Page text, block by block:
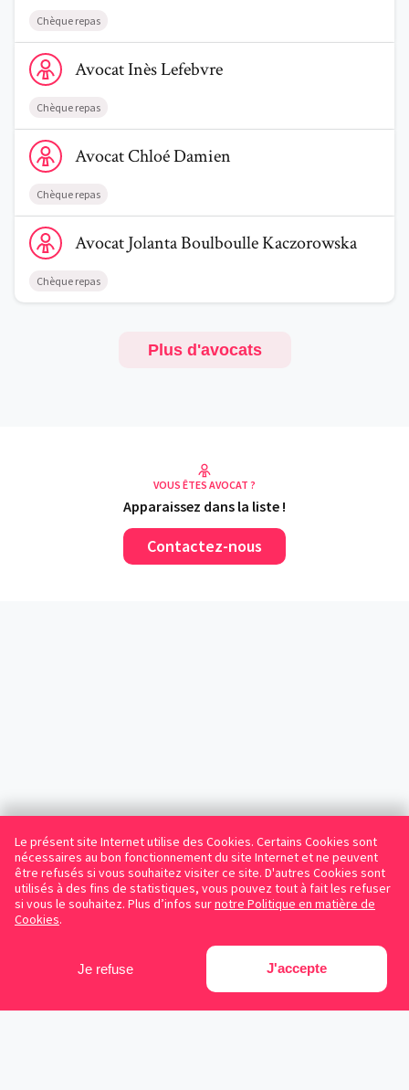
Le présent site Internet utilise des Cookies. Certains Cookies sont
nécessaires au bon fonctionnement du site Internet et ne peuvent
être refusés si vous souhaitez visiter ce site. D'autres Cookies sont
utilisés à des fins de statistiques, vous pouvez tout à fait les refuser
si vous le souhaitez. Plus d’infos surnotre Politique en matière de
Cookies.
Je refuse J'accepte
Chèque repas
Voir le profil de AvocatInès Lefebvre
AvocatInèsLefebvre
Chèque repas
Voir le profil de AvocatChloé Damien
AvocatChloéDamien
Chèque repas
Voir le profil de AvocatJolanta Boulboulle Kaczorowska
AvocatJolantaBoulboulle Kaczorowska
Chèque repas
Plus d'avocats
VOUS ÊTES AVOCAT ?
Apparaissez dans la liste !
Contactez-nous